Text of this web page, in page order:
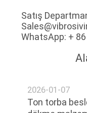
Satış
WhatsApp: +
2026-01-07
Ton torba